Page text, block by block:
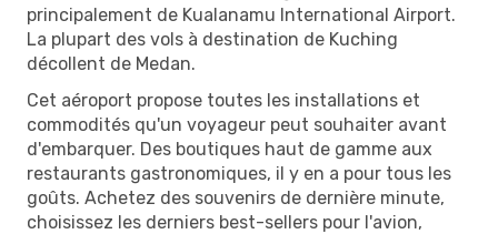
principalement de Kualanamu International Airport.
La plupart des vols à destination de Kuching
décollent de Medan.
Cet aéroport propose toutes les installations et
commodités qu'un voyageur peut souhaiter avant
d'embarquer. Des boutiques haut de gamme aux
restaurants gastronomiques, il y en a pour tous les
goûts. Achetez des souvenirs de dernière minute,
choisissez les derniers best-sellers pour l'avion,